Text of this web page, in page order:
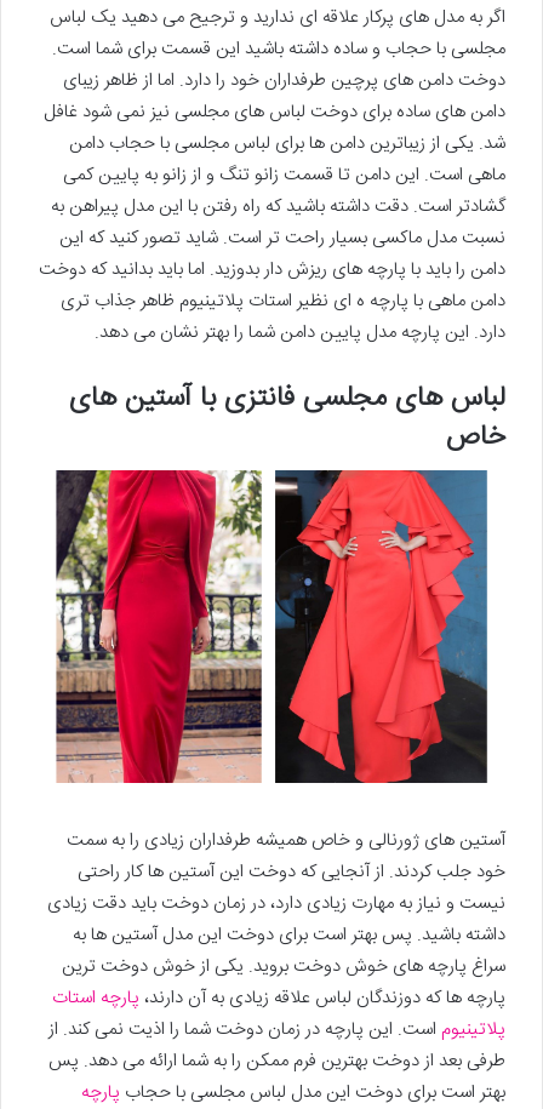
اگر به مدل های پرکار علاقه ای ندارید و ترجیح می دهید یک لباس
مجلسی با حجاب و ساده داشته باشید این قسمت برای شما است.
دوخت دامن های پرچین طرفداران خود را دارد. اما از ظاهر زیبای
دامن های ساده برای دوخت لباس های مجلسی نیز نمی شود غافل
شد. یکی از زیباترین دامن ها برای لباس مجلسی با حجاب دامن
ماهی است. این دامن تا قسمت زانو تنگ و از زانو به پایین کمی
گشادتر است. دقت داشته باشید که راه رفتن با این مدل پیراهن به
نسبت مدل ماکسی بسیار راحت تر است. شاید تصور کنید که این
دامن را باید با پارچه های ریزش دار بدوزید. اما باید بدانید که دوخت
دامن ماهی با پارچه ه ای نظیر استات پلاتینیوم ظاهر جذاب تری
دارد. این پارچه مدل پایین دامن شما را بهتر نشان می دهد.
لباس های مجلسی فانتزی با آستین های
خاص
آستین های ژورنالی و خاص همیشه طرفداران زیادی را به سمت
خود جلب کردند. از آنجایی که دوخت این آستین ها کار راحتی
نیست و نیاز به مهارت زیادی دارد، در زمان دوخت باید دقت زیادی
داشته باشید. پس بهتر است برای دوخت این مدل آستین ها به
سراغ پارچه های خوش دوخت بروید. یکی از خوش دوخت ترین
پارچه ها که دوزندگان لباس علاقه زیادی به آن دارند، پارچه استات
پلاتینیوم است. این پارچه در زمان دوخت شما را اذیت نمی کند. از
طرفی بعد از دوخت بهترین فرم ممکن را به شما ارائه می دهد. پس
بهتر است برای دوخت این مدل لباس مجلسی با حجاب پارچه